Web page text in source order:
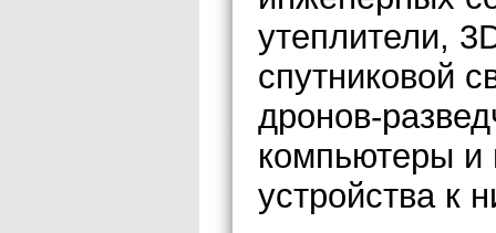
утеплители,
спутниковой
дронов-
компьютеры и
устройства к